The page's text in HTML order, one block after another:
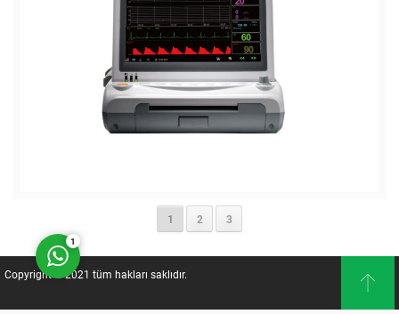
1 2 3
Copyright © 2021 tüm hakları saklıdır.
Müşteri Temsilcisi
1